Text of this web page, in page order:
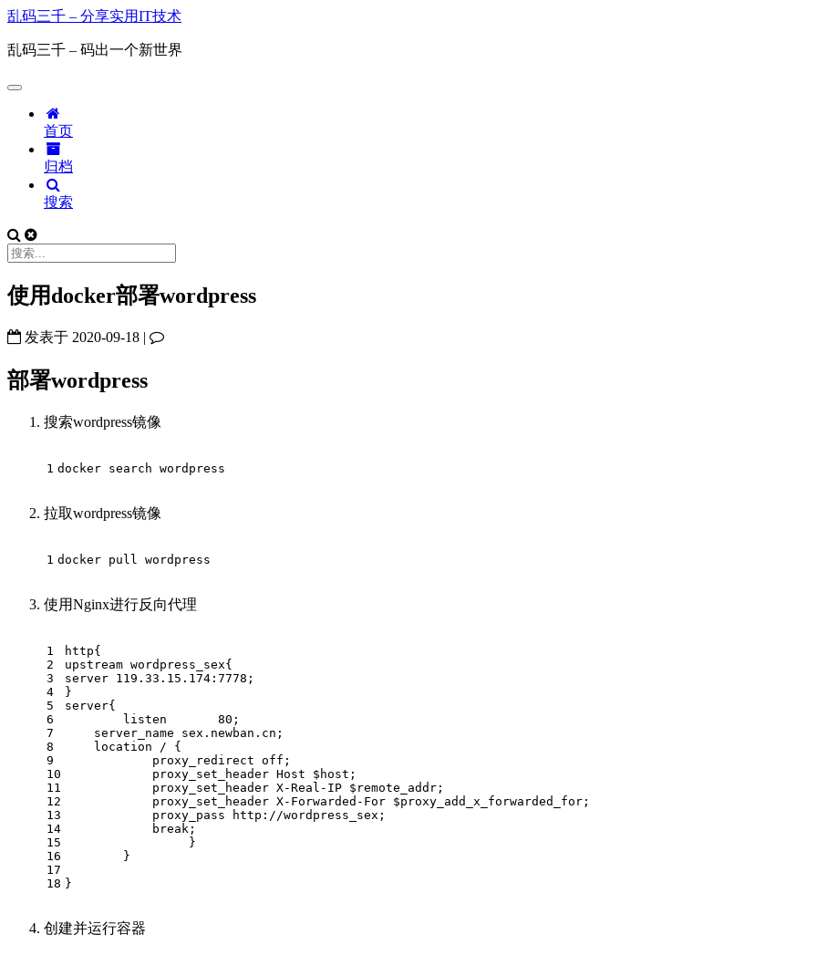
乱码三千 – 分享实用IT技术
乱码三千 – 码出一个新世界
首页
归档
搜索
使用docker部署wordpress
发表于 2020-09-18 |
部署wordpress
搜索wordpress镜像
1 docker search wordpress
拉取wordpress镜像
1 docker pull wordpress
使用Nginx进行反向代理
1
2
3
4
5
6
7
8
9
10
11
12
13
14
15
16
17
18
http{
upstream wordpress_sex{
server 119.33.15.174:7778;
}
server{
        listen       80;
    server_name sex.newban.cn;
    location / {
            proxy_redirect off;
            proxy_set_header Host $host;
            proxy_set_header X-Real-IP $remote_addr;
            proxy_set_header X-Forwarded-For $proxy_add_x_forwarded_for;
            proxy_pass http://wordpress_sex;
            break;
                 }
	}
}
创建并运行容器